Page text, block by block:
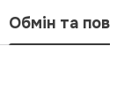
Обмін та